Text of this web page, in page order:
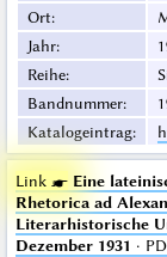
Ort:
Jahr:
Reihe:
Bandnummer:
Katalogeintrag:
Link ☛ Eine
Rhetorica ad
Literarhistorische
Dezember 1931 ·